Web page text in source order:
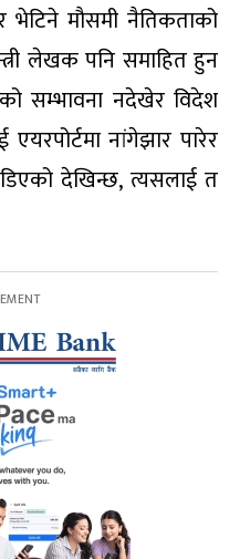
भेटिने मौसमी नैतिकताको
लेखक पनि समाहित हुन
सम्भावना नदेखेर विदेश
नांगेझार पारेर
देखिन्छ, त्यसलाई त